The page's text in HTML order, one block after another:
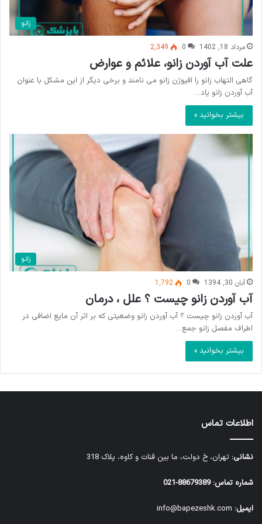
زانو
مرداد 18, 1402 0
2,349
علت آب آوردن زانو، علائم و عوارض
گاهی التهاب زانو را افیوژن زانو می نامند و برخی دیگر از این مشکل با عنوان
آب آوردن زانو یاد…
بیشتر بخوانید »
زانو
آبان 30, 1394 0
1,792
آب آوردن زانو چیست ؟ علل ، درمان
آب آوردن زانو چیست ؟ آب آوردن زانو وضعیتی که بر اثر آن مایع اضافی در
اطراف مفصل زانو جمع…
بیشتر بخوانید »
اطلاعات تماس
نشانی: تهران، خ دولت، ما بین قنات و کاوه، پلاک 318
شماره تماس:88679389-021
ایمیل: